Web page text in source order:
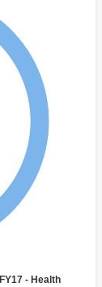
FY17 - Health